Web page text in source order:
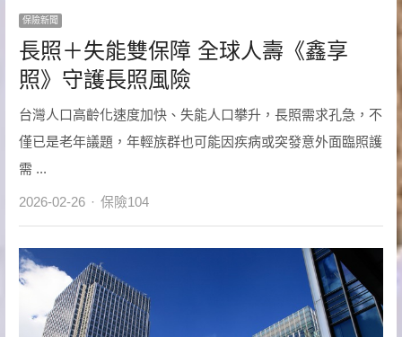
保險新聞
長照＋失能雙保障 全球人壽《鑫享
照》守護長照風險
台灣人口高齡化速度加快、失能人口攀升，長照需求孔急，不
僅已是老年議題，年輕族群也可能因疾病或突發意外面臨照護
需 ...
2026-02-26 Author
保險104